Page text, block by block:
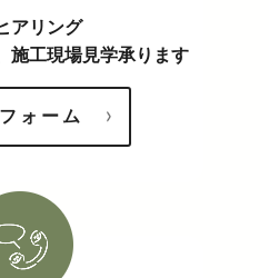
アリング
施工現場見学承ります
ォーム